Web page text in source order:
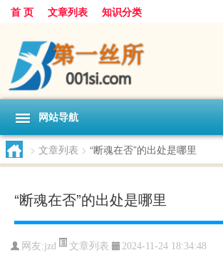
首 页 文章列表 知识分类
网站导航
> 文章列表 > “断魂在否”的出处是哪里
“断魂在否”的出处是哪里
网友:jzd 文章列表 2024-11-24 18:34:48